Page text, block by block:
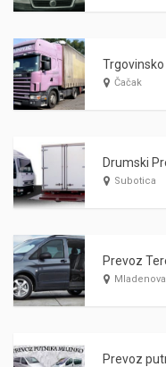
Trgovinsko
Čačak
Drumski
Subotica
Prevoz
Prevoz